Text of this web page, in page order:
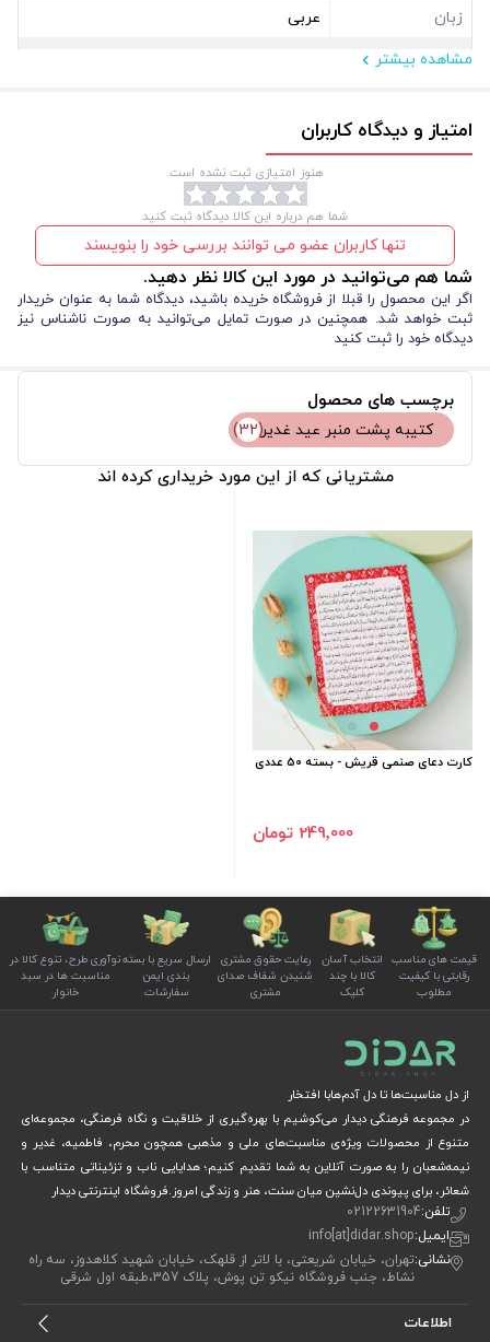
زبان
عربی
مشخصات فیزیکی
مستطیل افقی
مشاهده بیشتر
امتیاز و دیدگاه کاربران
هنوز امتیازی ثبت نشده است.
شما هم درباره این کالا دیدگاه ثبت کنید
تنها کاربران عضو می توانند بررسی خود را بنویسند
شما هم می‌توانید در مورد این کالا نظر دهید.
اگر این محصول را قبلا از فروشگاه خریده باشید، دیدگاه شما به عنوان خریدار
ثبت خواهد شد. همچنین در صورت تمایل می‌توانید به صورت ناشناس نیز
دیدگاه خود را ثبت کنید
برچسب های محصول
کتیبه پشت منبر عید غدیر(32)
مشتریانی که از این مورد خریداری کرده اند
کارت دعای صنمی قریش - بسته 50 عددی
249٬000 تومان
قیمت های مناسب
رقابتی با کیفیت
مطلوب
انتخاب آسان
کالا با چند
کلیک
رعایت حقوق مشتری
شنیدن شفاف صدای
مشتری
ارسال سریع با بسته
بندی ایمن
سفارشات
نوآوری طرح، تنوع کالا در
مناسبت ها در سبد
خانوار
از دل مناسبت‌ها تا دل آدم‌هابا افتخار
در مجموعه فرهنگی دیدار می‌کوشیم با بهره‌گیری از خلاقیت و نگاه فرهنگی، مجموعه‌ای
متنوع از محصولات ویژه‌ی مناسبت‌های ملی و مذهبی همچون محرم، فاطمیه، غدیر و
نیمه‌شعبان را به صورت آنلاین به شما تقدیم کنیم؛ هدایایی ناب و تزئیناتی متناسب با
شعائر، برای پیوندی دل‌نشین میان سنت، هنر و زندگی امروز.فروشگاه اینترنتی دیدار
تلفن:02122631904
ایمیل:info[at]didar.shop
نشانی:تهران، خیابان شریعتی، با لاتر از قلهک، خیابان شهید کلاهدوز، سه راه
نشاط، جنب فروشگاه نیکو تن پوش، پلاک 357،طبقه اول شرقی
اطلاعات